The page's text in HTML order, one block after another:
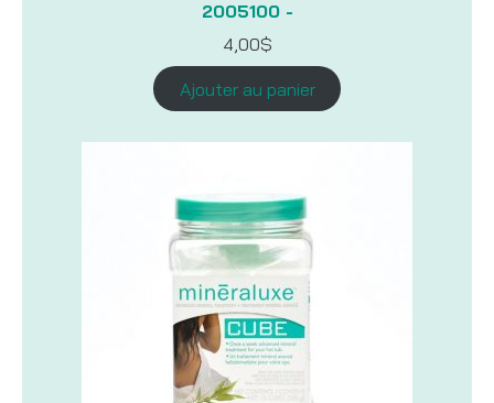
2005100 -
4,00$
Ajouter au panier